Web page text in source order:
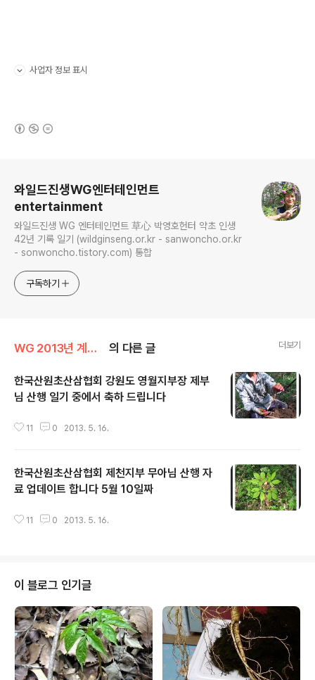
사업자 정보 표시
와일드진생WG엔터테인먼트
entertainment
와일드진생 WG 엔터테인먼트 草心 박영호헌터 약초 인생
42년 기록 일기 (wildginseng.or.kr - sanwoncho.or.kr
- sonwoncho.tistory.com) 통합
구독하기
WG 2013년 계사년 기록 의 다른 글 더보기
한국산원초산삼협회 강원도 영월지부장 제부
님 산행 일기 중에서 축하 드립니다
11 0 2013. 5. 16.
한국산원초산삼협회 제천지부 무아님 산행 자
료 업데이트 합니다 5월 10일짜
11 0 2013. 5. 16.
이 블로그 인기글